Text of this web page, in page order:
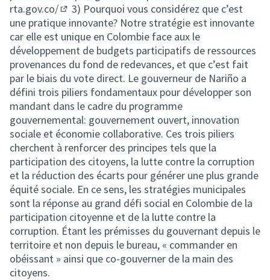
rta.gov.co/
(Lien externe)
3) Pourquoi vous considérez que c’est
une pratique innovante? Notre stratégie est innovante
car elle est unique en Colombie face aux le
développement de budgets participatifs de ressources
provenances du fond de redevances, et que c’est fait
par le biais du vote direct. Le gouverneur de Nariño a
défini trois piliers fondamentaux pour développer son
mandant dans le cadre du programme
gouvernemental: gouvernement ouvert, innovation
sociale et économie collaborative. Ces trois piliers
cherchent à renforcer des principes tels que la
participation des citoyens, la lutte contre la corruption
et la réduction des écarts pour générer une plus grande
équité sociale. En ce sens, les stratégies municipales
sont la réponse au grand défi social en Colombie de la
participation citoyenne et de la lutte contre la
corruption. Étant les prémisses du gouvernant depuis le
territoire et non depuis le bureau, « commander en
obéissant » ainsi que co-gouverner de la main des
citoyens.